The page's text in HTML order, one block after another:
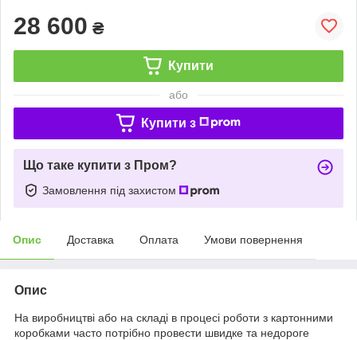
28 600 ₴
Купити
або
Купити з
Що таке купити з Пром?
Замовлення під захистом
Опис Доставка Оплата Умови повернення
Опис
На виробництві або на складі в процесі роботи з картонними
коробками часто потрібно провести швидке та недороге